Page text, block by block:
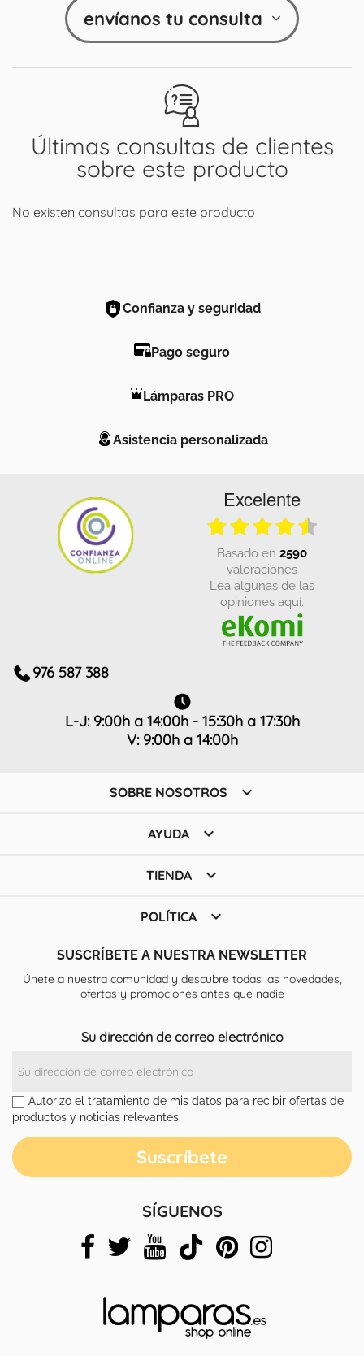
Últimas consultas de clientes
sobre este producto
No existen consultas para este producto
envíanos tu consulta
Confianza y seguridad
Pago seguro
Lámparas PRO
Asistencia personalizada
Excelente
basado en 2590
valoraciones
Lea algunas de las
opiniones aquí.
976 587 388
L-J: 9:00h a 14:00h - 15:30h a 17:30h
V: 9:00h a 14:00h
SOBRE NOSOTROS 
AYUDA 
TIENDA 
POLÍTICA 
SUSCRÍBETE A NUESTRA NEWSLETTER
Únete a nuestra comunidad y descubre todas las novedades,
ofertas y promociones antes que nadie
Su dirección de correo electrónico
Autorizo el tratamiento de mis datos para recibir ofertas de
productos y noticias relevantes.
SÍGUENOS